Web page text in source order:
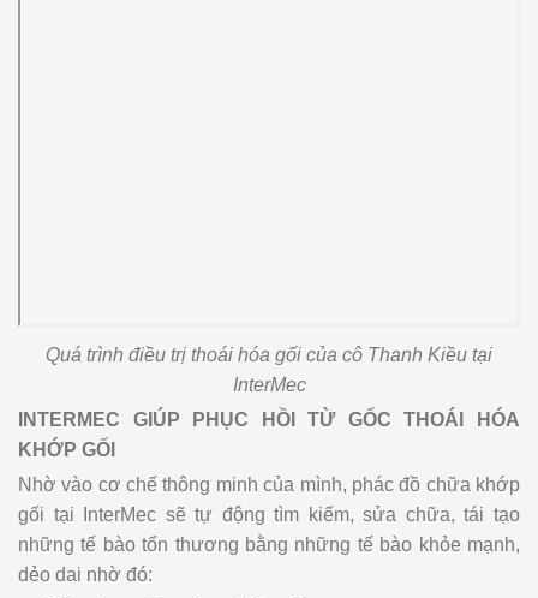
Quá trình điều trị thoái hóa gối của cô Thanh Kiều tại
InterMec
INTERMEC GIÚP PHỤC HỒI TỪ GỐC THOÁI HÓA
KHỚP GỐI
Nhờ vào cơ chế thông minh của mình, phác đồ chữa khớp
gối tại InterMec sẽ tự động tìm kiếm, sửa chữa, tái tạo
những tế bào tổn thương bằng những tế bào khỏe mạnh,
dẻo dai nhờ đó: